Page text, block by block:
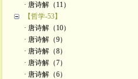
· 唐诗解（11）
【哲学-53】
· 唐诗解（10）
· 唐诗解（9）
· 唐诗解（8）
· 唐诗解（7）
· 唐诗解（6）